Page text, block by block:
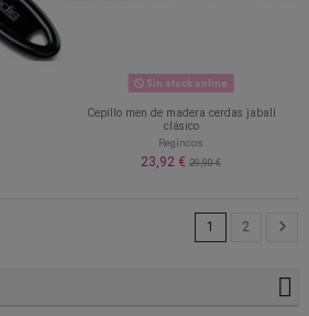
Sin stock online
Cepillo men de madera cerdas jabalí
clásico
Regincos
23,92 € 29,90 €
1 2